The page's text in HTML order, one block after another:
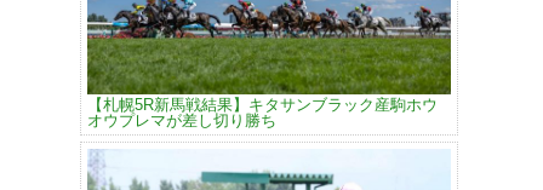
【札幌5R新馬戦結果】キタサンブラック産駒ホウ
オウプレマが差し切り勝ち